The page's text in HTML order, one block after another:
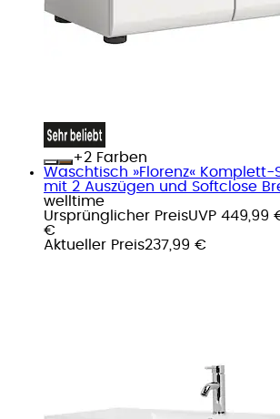
+
Farben
Waschtisch »Florenz« Komplett-
mit 2 Auszügen und Softclose
welltime
Ursprünglicher PreisUVP 449,99
€
Aktueller Preis237,99 €